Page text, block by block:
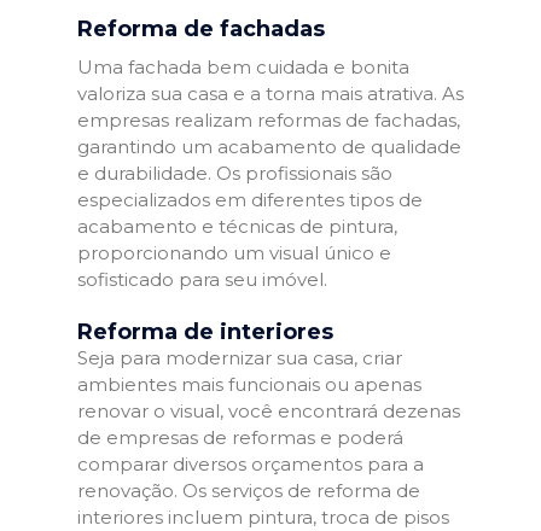
Reforma de fachadas
Uma fachada bem cuidada e bonita
valoriza sua casa e a torna mais atrativa. As
empresas realizam reformas de fachadas,
garantindo um acabamento de qualidade
e durabilidade. Os profissionais são
especializados em diferentes tipos de
acabamento e técnicas de pintura,
proporcionando um visual único e
sofisticado para seu imóvel.
Reforma de interiores
Seja para modernizar sua casa, criar
ambientes mais funcionais ou apenas
renovar o visual, você encontrará dezenas
de empresas de reformas e poderá
comparar diversos orçamentos para a
renovação. Os serviços de reforma de
interiores incluem pintura, troca de pisos